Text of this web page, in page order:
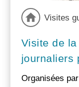
Visites
Visite de
journaliers
Organisées